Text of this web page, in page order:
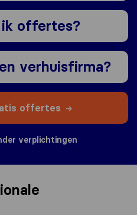
offertes?
verhuisfirma?
offertes
verplichtingen